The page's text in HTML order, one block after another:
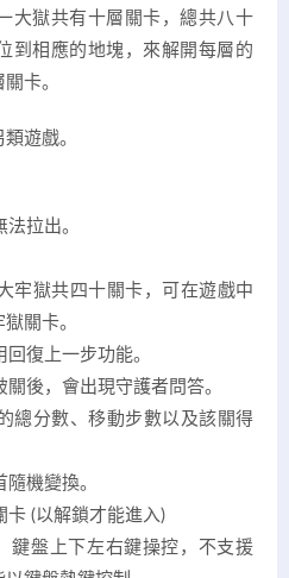
大獄共有十層關卡，總共八十
到相應的地塊，來解開每層的
卡。
遊戲。
拉出。
牢獄共四十關卡，可在遊戲中
關卡。
復上一步功能。
後，會出現守護者問答。
總分數、移動步數以及該關得
機變換。
卡 (以解鎖才能進入)
鍵盤上下左右鍵操控，不支援